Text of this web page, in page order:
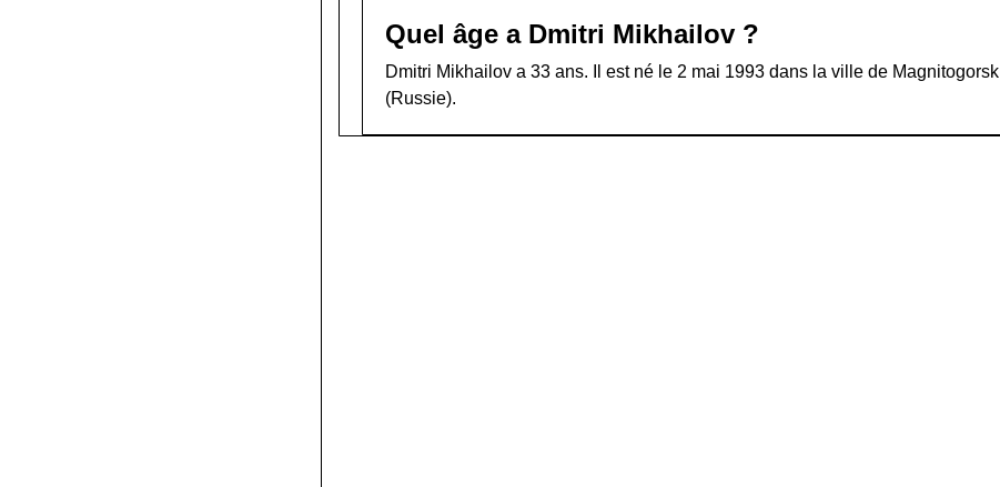
Quel âge a Dmitri Mikhailov ?
Dmitri Mikhailov a 33 ans. Il est né le 2 mai 1993 dans la ville de Magnitogorsk
(Russie).